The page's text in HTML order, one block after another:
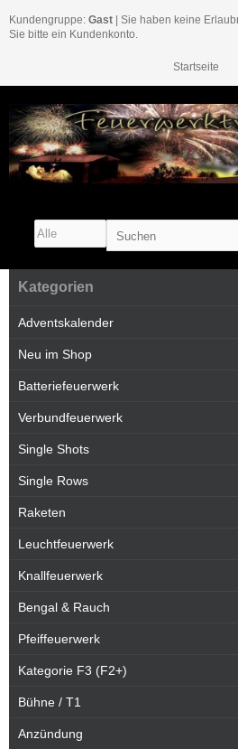
Kundengruppe: Gast | Sie haben keine
Sie bitte ein Kundenkonto.
Startseite
Kategorien
Adventskalender
Neu im Shop
Batteriefeuerwerk
Verbundfeuerwerk
Single Shots
Single Rows
Raketen
Leuchtfeuerwerk
Knallfeuerwerk
Bengal & Rauch
Pfeiffeuerwerk
Kategorie F3 (F2+)
Bühne / T1
Anzündung